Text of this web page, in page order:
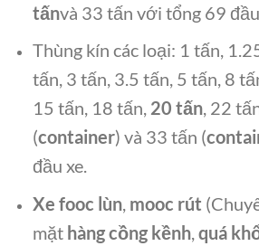
tấnvà 33 tấn với tổng 69 đầu
Thùng kín các loại: 1 tấn,
tấn, 3 tấn, 3.5 tấn, 5 tấn, 8
15 tấn, 18 tấn, 20 tấn, 22
(container) và 33 tấn (
đầu xe.
Xe fooc lùn, mooc rút
mặt hàng cồng kềnh, quá